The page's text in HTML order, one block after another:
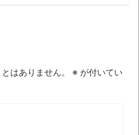
知らせ
地下鉄
すぎて色々見失う、新
はありません。 ※ が付いてい